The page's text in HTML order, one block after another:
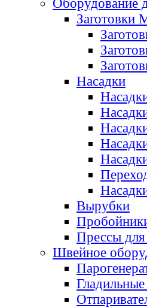
Оборудование
Заготовки
Насадки
Вырубки
Прессы
Швейное